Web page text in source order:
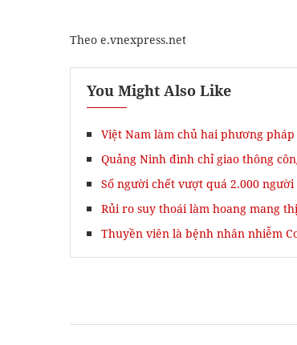
Theo e.vnexpress.net
You Might Also Like
Việt Nam làm chủ hai phương
Quảng Ninh đình chỉ giao thông
Số người chết vượt quá 2.000
Rủi ro suy thoái làm hoang mang
Thuyền viên là bệnh nhân nhiễm